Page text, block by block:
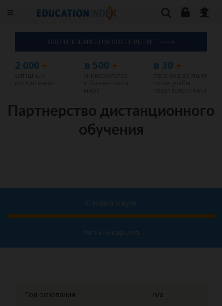
ОЦЕНИТЕ ШАНСЫ НА ПОСТУПЛЕНИЕ
2 000 + в 500 + в 30+
Партнерство дистанционного
обучения
Справка о вузе
Жизнь и карьера
Год основания n/a